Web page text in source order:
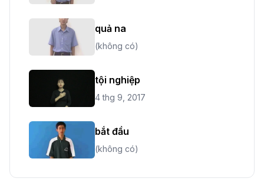
quả na
(không có)
tội nghiệp
4 thg 9, 2017
bắt đầu
(không có)